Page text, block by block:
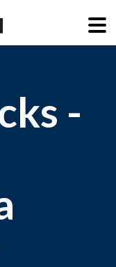
-